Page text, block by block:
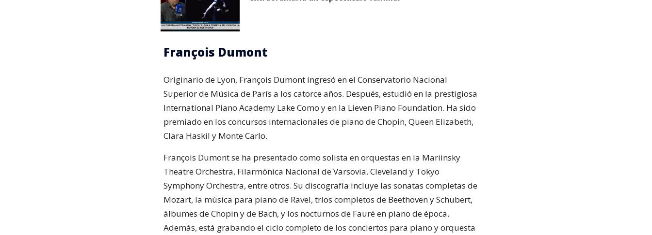
François Dumont
Originario de Lyon, François Dumont ingresó en el Conservatorio Nacional
Superior de Música de París a los catorce años. Después, estudió en la prestigiosa
International Piano Academy Lake Como y en la Lieven Piano Foundation. Ha sido
premiado en los concursos internacionales de piano de Chopin, Queen Elizabeth,
Clara Haskil y Monte Carlo.
François Dumont se ha presentado como solista en orquestas en la Mariinsky
Theatre Orchestra, Filarmónica Nacional de Varsovia, Cleveland y Tokyo
Symphony Orchestra, entre otros. Su discografía incluye las sonatas completas de
Mozart, la música para piano de Ravel, tríos completos de Beethoven y Schubert,
álbumes de Chopin y de Bach, y los nocturnos de Fauré en piano de época.
Además, está grabando el ciclo completo de los conciertos para piano y orquesta